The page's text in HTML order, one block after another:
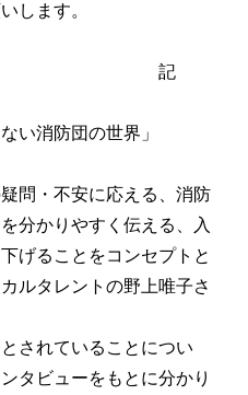
します。
い消防団の世界」
問・不安に応える、消防
分かりやすく伝える、入
げることをコンセプトと
ルタレントの野上唯子さ
されていることについ
タビューをもとに分かり